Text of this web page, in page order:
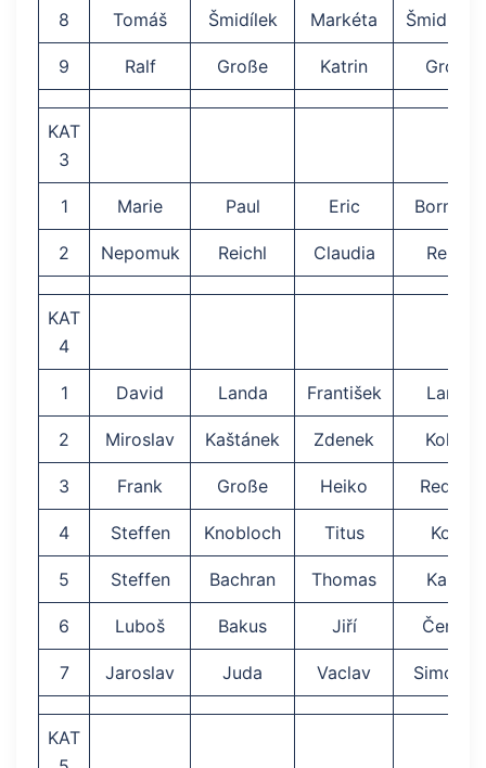
8 Tomáš Šmidílek Markéta
9 Ralf Große Katrin Große
KAT
3
1 Marie Paul Eric Bormann
2 Nepomuk Reichl Claudia Reichl
KAT
4
1 David Landa František Landa
2 Miroslav Kaštánek Zdenek Kohou
3 Frank Große Heiko Rediger
4 Steffen Knobloch Titus Koch
5 Steffen Bachran Thomas Kalms
6 Luboš Bakus Jiří Čerych
7 Jaroslav Juda Vaclav
KAT